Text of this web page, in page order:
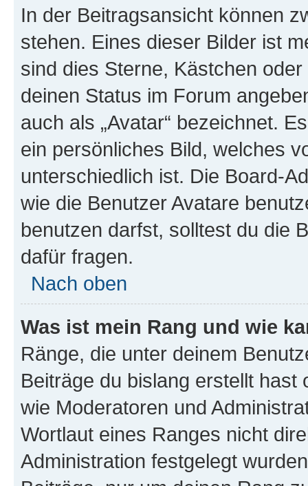
In der Beitragsansicht können
stehen. Eines dieser Bilder ist
sind dies Sterne, Kästchen
deinen Status im Forum
auch als „Avatar“ bezeichnet.
ein persönliches Bild, welches
unterschiedlich ist. Die Board-
wie die Benutzer Avatare
benutzen darfst, solltest du die
dafür fragen.
Nach oben
Was ist mein Rang und wie
Ränge, die unter deinem
Beiträge du bislang erstellt
wie Moderatoren und
Wortlaut eines Ranges nicht
Administration festgelegt